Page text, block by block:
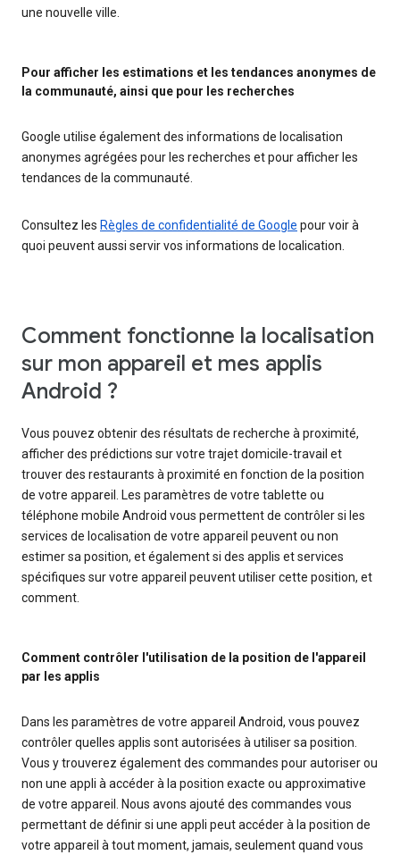
une nouvelle ville.
Pour afficher les estimations et les tendances anonymes de
la communauté, ainsi que pour les recherches
Google utilise également des informations de localisation
anonymes agrégées pour les recherches et pour afficher les
tendances de la communauté.
Consultez les Règles de confidentialité de Google pour voir à
quoi peuvent aussi servir vos informations de localication.
Comment fonctionne la localisation
sur mon appareil et mes applis
Android ?
Vous pouvez obtenir des résultats de recherche à proximité,
afficher des prédictions sur votre trajet domicile-travail et
trouver des restaurants à proximité en fonction de la position
de votre appareil. Les paramètres de votre tablette ou
téléphone mobile Android vous permettent de contrôler si les
services de localisation de votre appareil peuvent ou non
estimer sa position, et également si des applis et services
spécifiques sur votre appareil peuvent utiliser cette position, et
comment.
Comment contrôler l'utilisation de la position de l'appareil
par les applis
Dans les paramètres de votre appareil Android, vous pouvez
contrôler quelles applis sont autorisées à utiliser sa position.
Vous y trouverez également des commandes pour autoriser ou
non une appli à accéder à la position exacte ou approximative
de votre appareil. Nous avons ajouté des commandes vous
permettant de définir si une appli peut accéder à la position de
votre appareil à tout moment, jamais, seulement quand vous